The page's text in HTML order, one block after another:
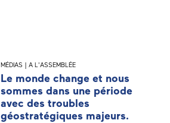
MÉDIAS | A L'ASSEMBLÉE
Le monde change et nous
sommes dans une période
avec des troubles
géostratégiques majeurs.